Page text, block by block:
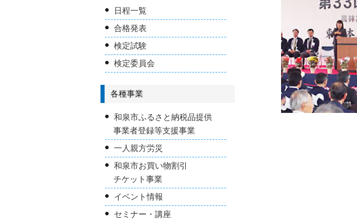
日程一覧
合格発表
検定試験
検定委員会
各種事業
和泉市ふるさと納税品提供
事業者登録等支援事業
一人親方労災
和泉市お買い物割引
チケット事業
イベント情報
セミナー・講座